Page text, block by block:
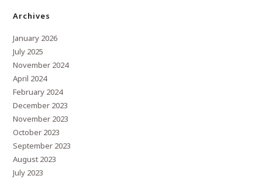
Archives
January 2026
July 2025
November 2024
April 2024
February 2024
December 2023
November 2023
October 2023
September 2023
August 2023
July 2023